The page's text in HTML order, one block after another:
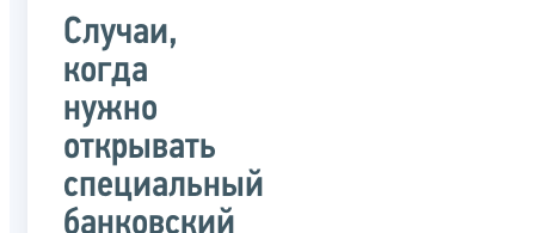
Случаи,
когда
нужно
открывать
специальный
банковский